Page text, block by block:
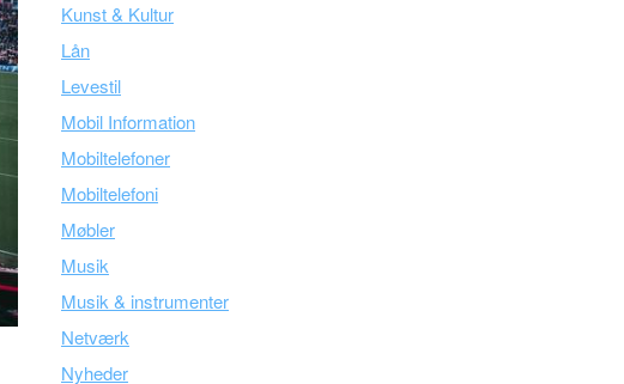
Kunst & Kultur
Lån
Levestil
Mobil Information
Mobiltelefoner
Mobiltelefoni
Møbler
Musik
Musik & instrumenter
Netværk
Nyheder